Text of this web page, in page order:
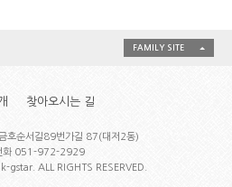
FAMILY SITE
찾아오시는 길
호순서길89번가길 87(대저2동)
화 051-972-2929
gstar. ALL RIGHTS RESERVED.